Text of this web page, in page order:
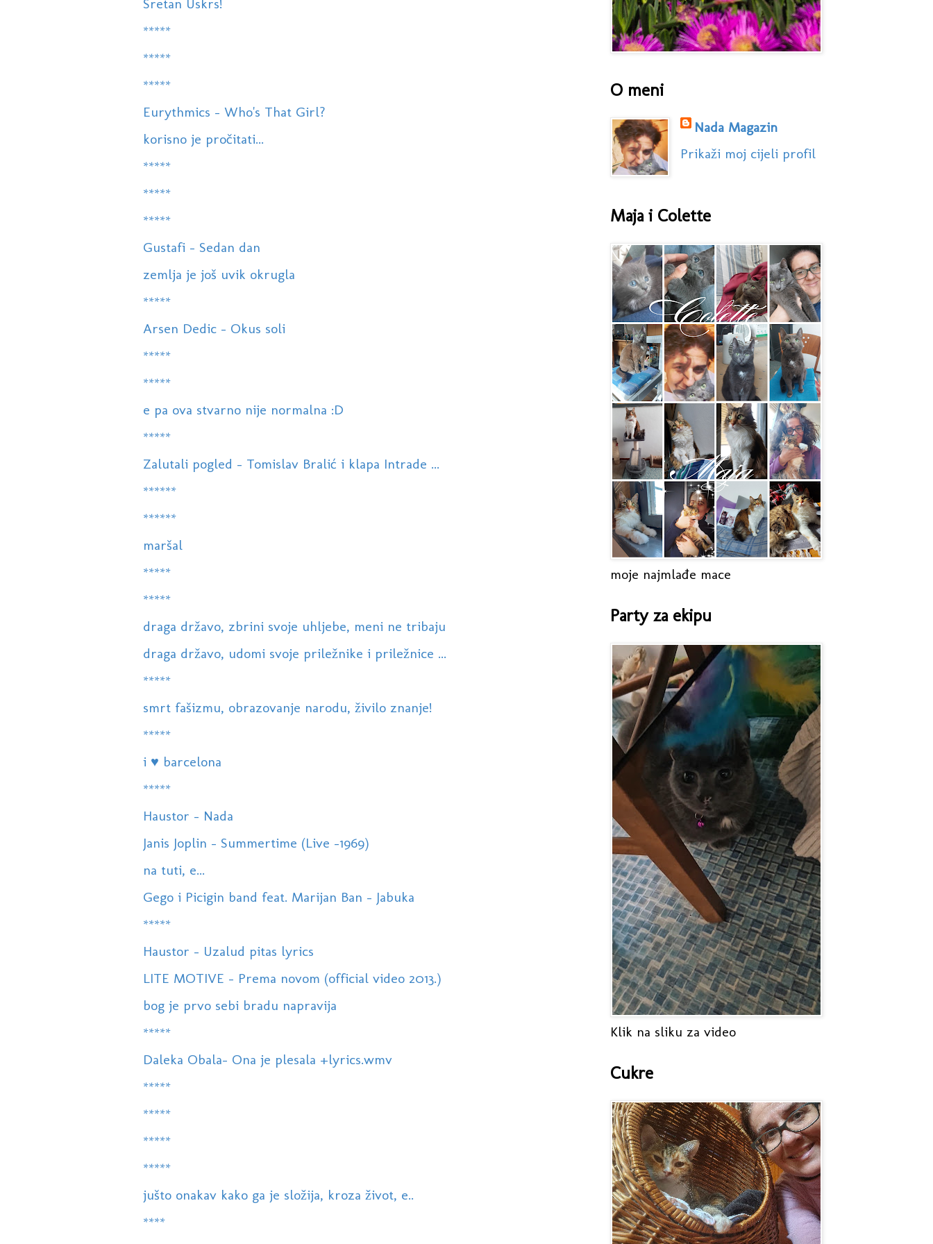
Sretan Uskrs!
*****
*****
*****
Eurythmics - Who's That Girl?
korisno je pročitati...
*****
*****
*****
Gustafi - Sedan dan
zemlja je još uvik okrugla
*****
Arsen Dedic - Okus soli
*****
*****
e pa ova stvarno nije normalna :D
*****
Zalutali pogled - Tomislav Bralić i klapa Intrade ...
******
******
maršal
*****
*****
draga državo, zbrini svoje uhljebe, meni ne tribaju
draga državo, udomi svoje priležnike i priležnice ...
*****
smrt fašizmu, obrazovanje narodu, živilo znanje!
*****
i ♥ barcelona
*****
Haustor - Nada
Janis Joplin - Summertime (Live -1969)
na tuti, e...
Gego i Picigin band feat. Marijan Ban - Jabuka
*****
Haustor - Uzalud pitas lyrics
LITE MOTIVE - Prema novom (official video 2013.)
bog je prvo sebi bradu napravija
*****
Daleka Obala- Ona je plesala +lyrics.wmv
*****
*****
*****
*****
jušto onakav kako ga je složija, kroza život, e..
****
O meni
Nada Magazin
Prikaži moj cijeli profil
Maja i Colette
moje najmlađe mace
Party za ekipu
Klik na sliku za video
Cukre